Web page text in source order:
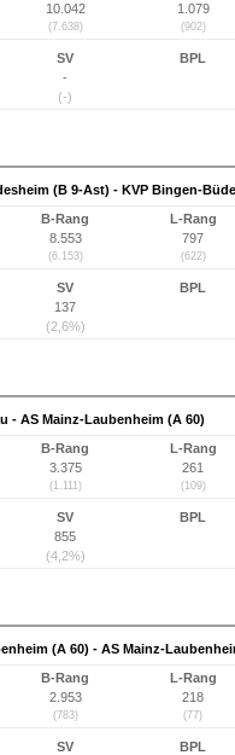
10.042
(7.638)
1.079
(902)
SV
-
(-)
BPL
(B 9-Ast) - KVP Bingen-
B-Rang
8.553
(6.153)
L-Rang
797
(622)
SV
137
(2,6%)
BPL
- AS Mainz-Laubenheim (A 60)
B-Rang
3.375
(1.111)
L-Rang
261
(109)
SV
855
(4,2%)
BPL
(A 60) - AS Mainz-
B-Rang
2.953
(783)
L-Rang
218
(77)
SV
BPL